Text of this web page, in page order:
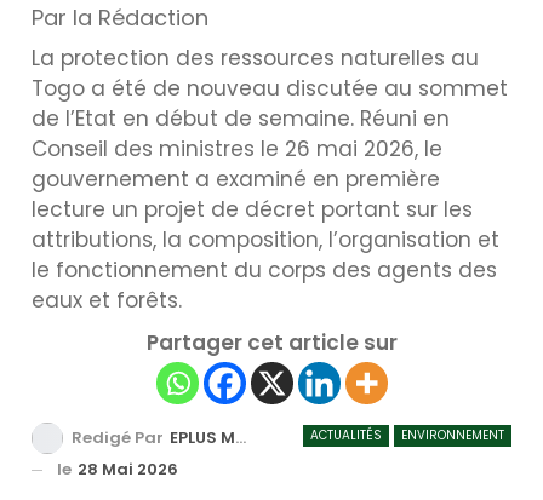
Par la Rédaction
La protection des ressources naturelles au
Togo a été de nouveau discutée au sommet
de l’Etat en début de semaine. Réuni en
Conseil des ministres le 26 mai 2026, le
gouvernement a examiné en première
lecture un projet de décret portant sur les
attributions, la composition, l’organisation et
le fonctionnement du corps des agents des
eaux et forêts.
Partager cet article sur
ACTUALITÉS ENVIRONNEMENT
Redigé Par EPLUS MEDIA TV
le 28 Mai 2026